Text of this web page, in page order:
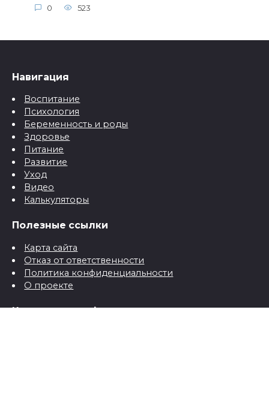
0 523
Навигация
Воспитание
Психология
Беременность и роды
Здоровье
Питание
Развитие
Уход
Видео
Калькуляторы
Полезные ссылки
Карта сайта
Отказ от ответственности
Политика конфиденциальности
О проекте
Контактная информация